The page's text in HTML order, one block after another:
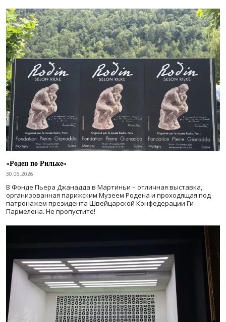
«Роден по Рильке»
30.06.2026
В Фонде Пьера Джанадда в Мартиньи – отличная выставка,
организованная парижским Музеем Родена и проходящая под
патронажем президента Швейцарской Конфедерации Ги
Пармелена. Не пропустите!